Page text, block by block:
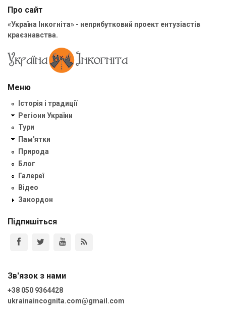
Про сайт
«Україна Інкогніта» - неприбутковий проект ентузіастів
краєзнавства.
Меню
Історія і традиції
Регіони України
Тури
Пам'ятки
Природа
Блог
Галереї
Відео
Закордон
Підпишіться
Зв'язок з нами
+38 050 9364428
ukrainaincognita.com@gmail.com